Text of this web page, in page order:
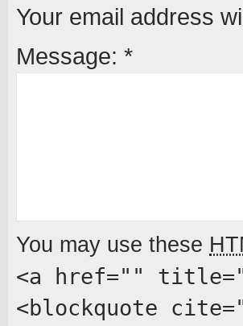
Your email address
Message: *
You may use these
<a href=""
<blockquote